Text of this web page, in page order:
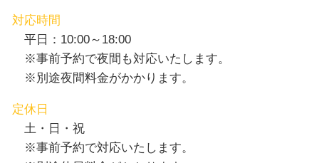
対応時間
平日：10:00～18:00
※事前予約で夜間も対応いたします。
※別途夜間料金がかかります。
定休日
土・日・祝
※事前予約で対応いたします。